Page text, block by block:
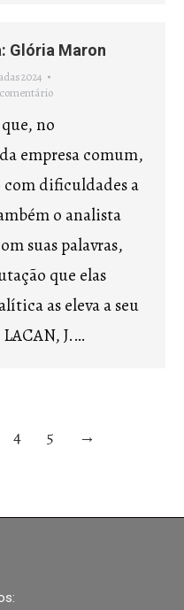
Glória Maron
no
empresa comum,
dificuldades a
o analista
suas palavras,
que elas
as eleva a seu
J.…
4 5 →